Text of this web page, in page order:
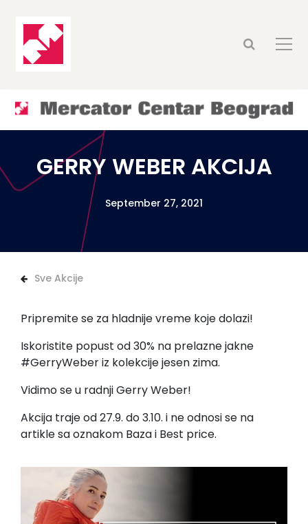
GERRY WEBER AKCIJA
September 27, 2021
Sve Akcije
Pripremite se za hladnije vreme koje dolazi!
Iskoristite popust od 30% na prelazne jakne
#GerryWeber iz kolekcije jesen zima.
Vidimo se u radnji Gerry Weber!
Akcija traje od 27.9. do 3.10. i ne odnosi se na
artikle sa oznakom Baza i Best price.